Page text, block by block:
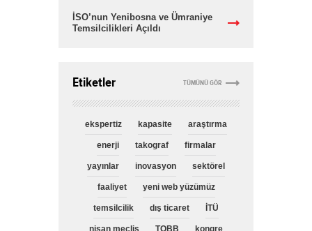
İSO’nun Yenibosna ve Ümraniye
Temsilcilikleri Açıldı
TÜMÜNÜ GÖR
Etiketler
ekspertiz kapasite araştırma
enerji takograf firmalar
yayınlar inovasyon sektörel
faaliyet yeni web yüzümüz
temsilcilik dış ticaret İTÜ